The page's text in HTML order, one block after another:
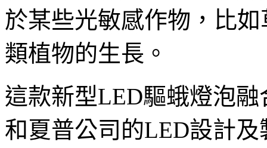
於某些光敏感作物，比
類植物的生長。
這款新型LED驅蛾燈泡
和夏普公司的LED設計